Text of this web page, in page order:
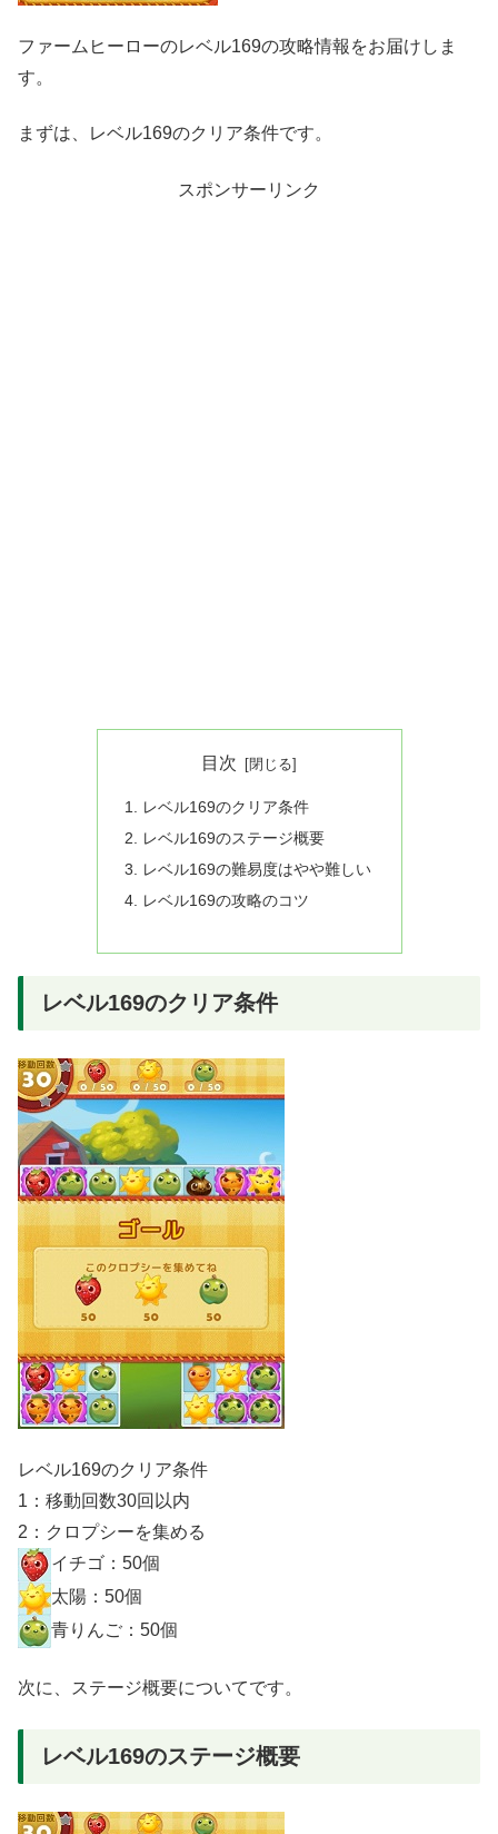
ファームヒーローのレベル169の攻略情報をお届けしま
す。
まずは、レベル169のクリア条件です。
スポンサーリンク
目次
レベル169のクリア条件
レベル169のステージ概要
レベル169の難易度はやや難しい
レベル169の攻略のコツ
レベル169のクリア条件
レベル169のクリア条件
1：移動回数30回以内
2：クロプシーを集める
イチゴ：50個
太陽：50個
青りんご：50個
次に、ステージ概要についてです。
レベル169のステージ概要